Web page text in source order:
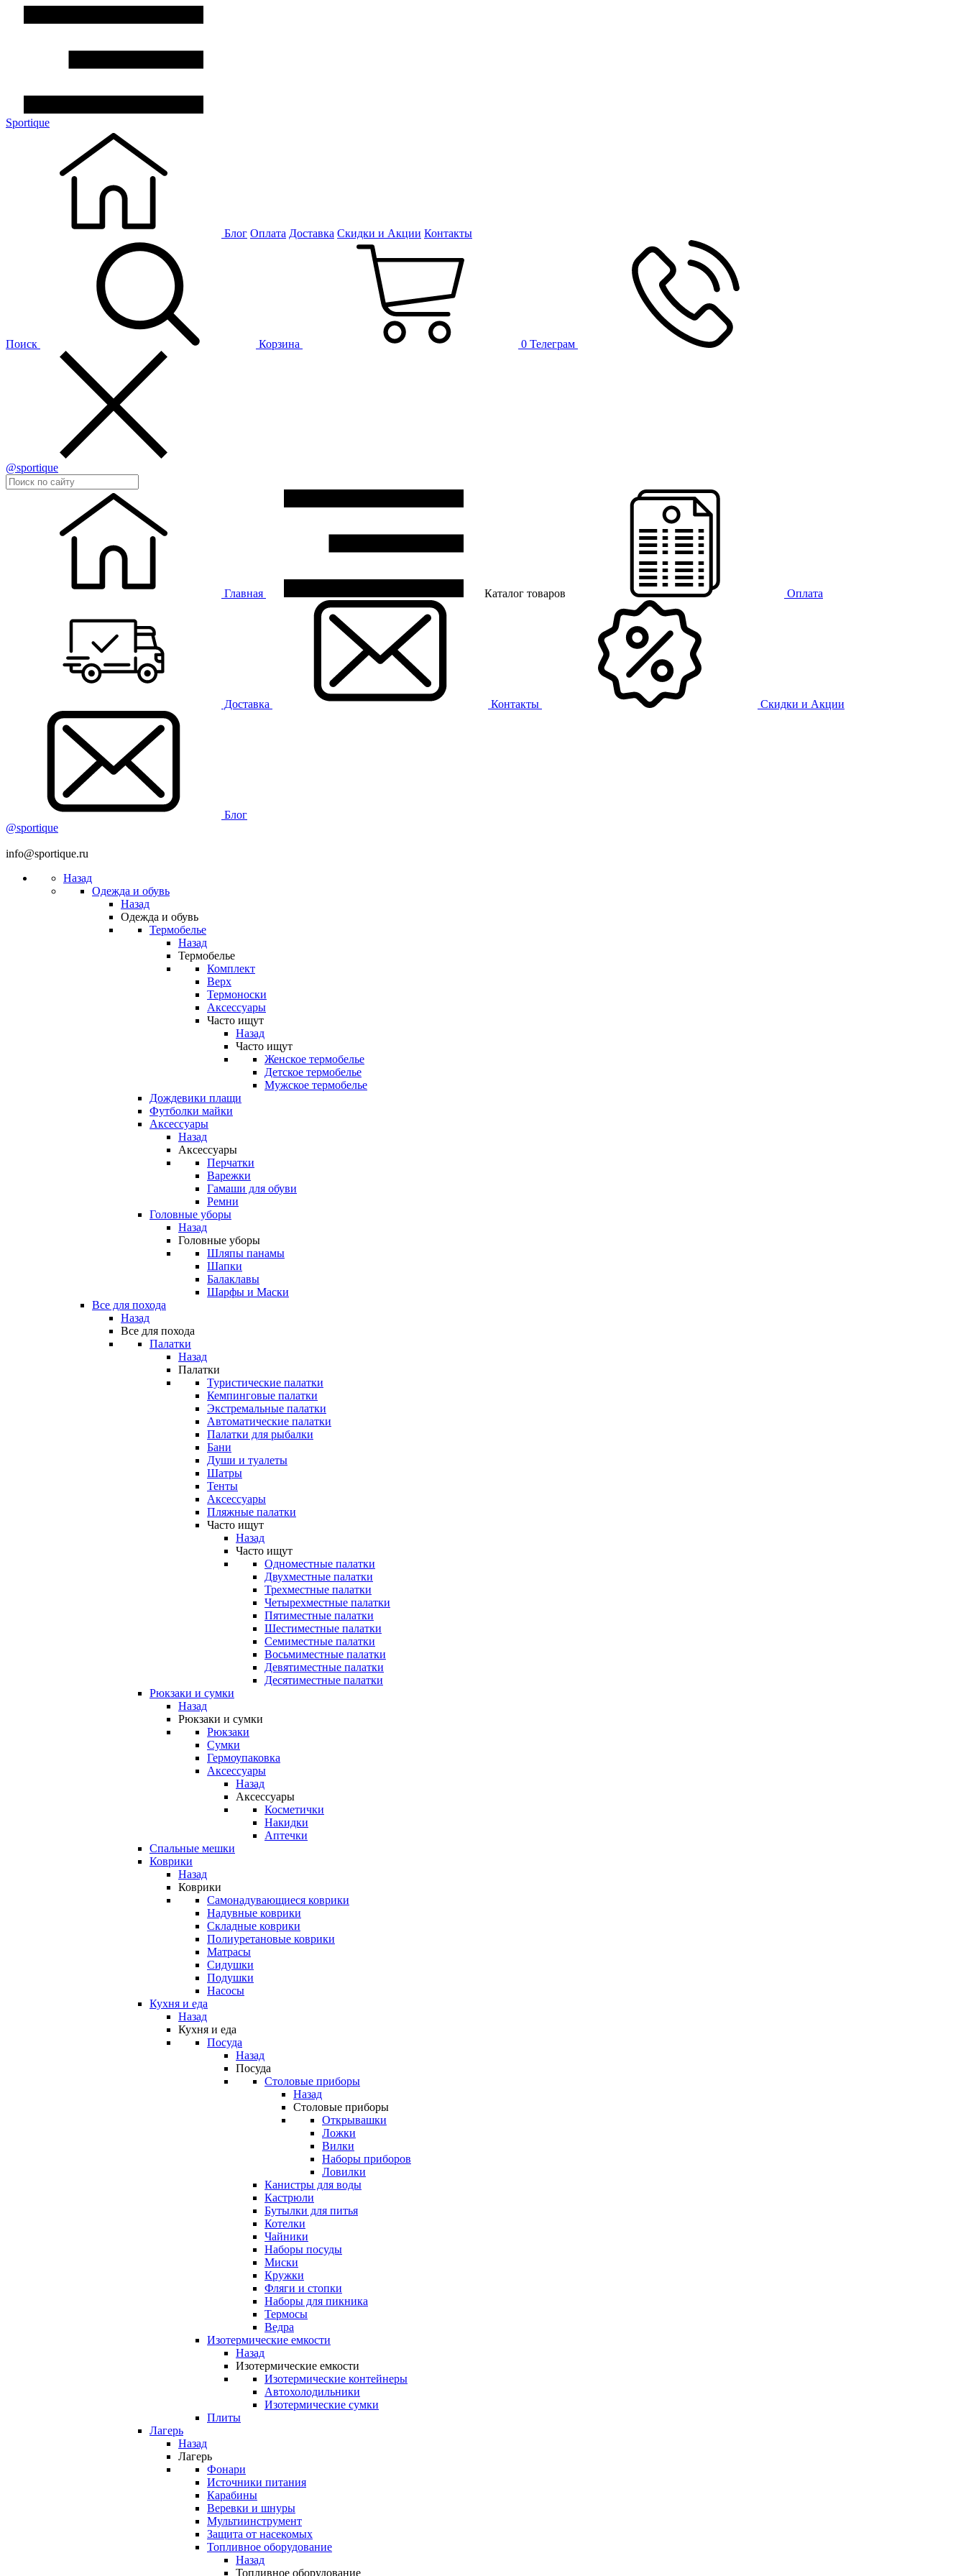
Sportique
Блог Оплата Доставка Скидки и Акции Контакты
Поиск Корзина 0 Телеграм
@sportique
Главная Каталог товаров Оплата
Доставка Контакты Скидки и Акции
Блог
@sportique
info@sportique.ru
Назад
Одежда и обувь
Назад
Одежда и обувь
Термобелье
Назад
Термобелье
Комплект
Верх
Термоноски
Аксессуары
Часто ищут
Назад
Часто ищут
Женское термобелье
Детское термобелье
Мужское термобелье
Дождевики плащи
Футболки майки
Аксессуары
Назад
Аксессуары
Перчатки
Варежки
Гамаши для обуви
Ремни
Головные уборы
Назад
Головные уборы
Шляпы панамы
Шапки
Балаклавы
Шарфы и Маски
Все для похода
Назад
Все для похода
Палатки
Назад
Палатки
Туристические палатки
Кемпинговые палатки
Экстремальные палатки
Автоматические палатки
Палатки для рыбалки
Бани
Души и туалеты
Шатры
Тенты
Аксессуары
Пляжные палатки
Часто ищут
Назад
Часто ищут
Одноместные палатки
Двухместные палатки
Трехместные палатки
Четырехместные палатки
Пятиместные палатки
Шестиместные палатки
Семиместные палатки
Восьмиместные палатки
Девятиместные палатки
Десятиместные палатки
Рюкзаки и сумки
Назад
Рюкзаки и сумки
Рюкзаки
Сумки
Гермоупаковка
Аксессуары
Назад
Аксессуары
Косметички
Накидки
Аптечки
Спальные мешки
Коврики
Назад
Коврики
Самонадувающиеся коврики
Надувные коврики
Складные коврики
Полиуретановые коврики
Матрасы
Сидушки
Подушки
Насосы
Кухня и еда
Назад
Кухня и еда
Посуда
Назад
Посуда
Столовые приборы
Назад
Столовые приборы
Открывашки
Ложки
Вилки
Наборы приборов
Ловилки
Канистры для воды
Кастрюли
Бутылки для питья
Котелки
Чайники
Наборы посуды
Миски
Кружки
Фляги и стопки
Наборы для пикника
Термосы
Ведра
Изотермические емкости
Назад
Изотермические емкости
Изотермические контейнеры
Автохолодильники
Изотермические сумки
Плиты
Лагерь
Назад
Лагерь
Фонари
Источники питания
Карабины
Веревки и шнуры
Мультиинструмент
Защита от насекомых
Топливное оборудование
Назад
Топливное оборудование